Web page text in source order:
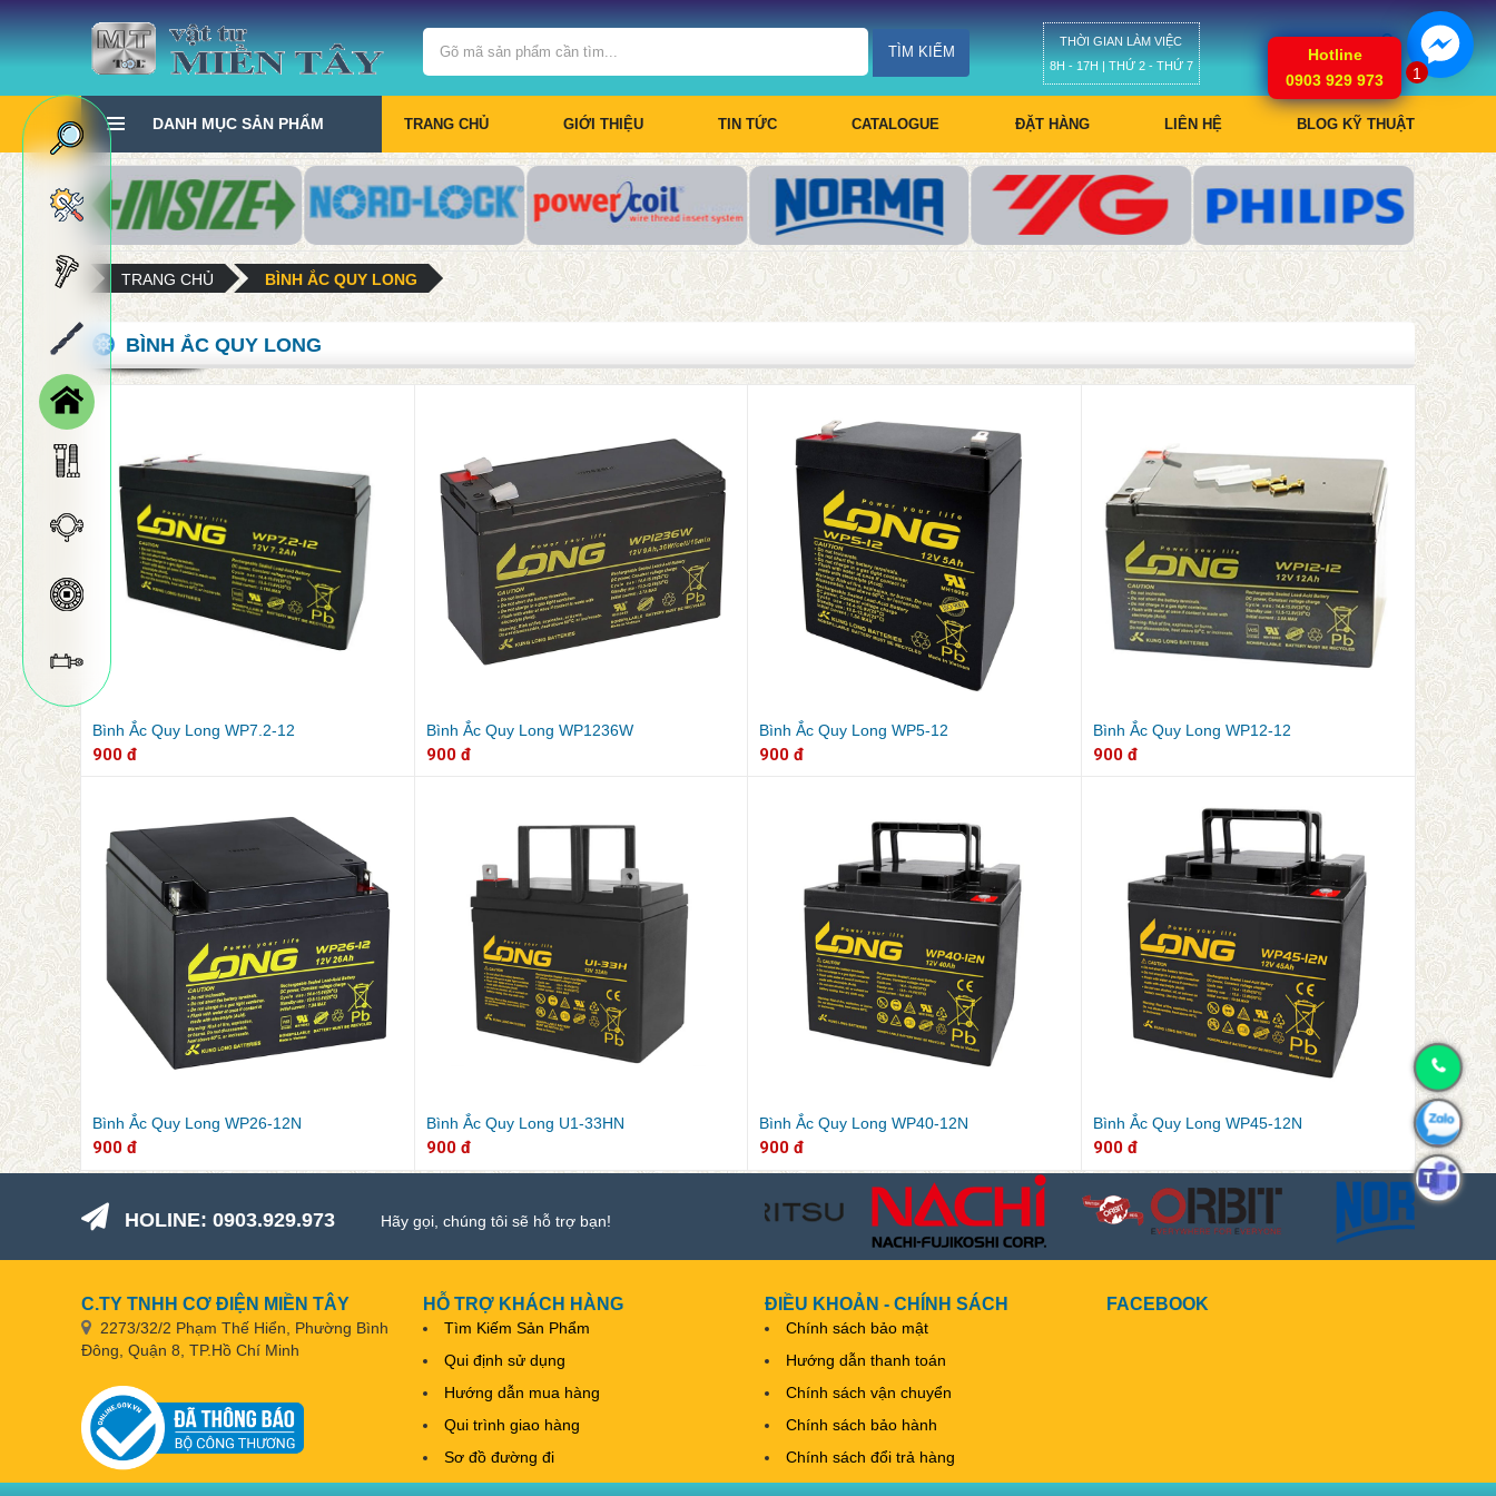
TÌM KIẾM
THỜI GIAN LÀM VIỆC
8H - 17H | THỨ 2 - THỨ 7
Giỏ hàng
DANH MỤC SẢN PHẨM TRANG CHỦ GIỚI THIỆU TIN TỨC CATALOGUE ĐẶT HÀNG LIÊN HỆ BLOG KỸ THUẬT
TRANG CHỦ BÌNH ẮC QUY LONG
BÌNH ẮC QUY LONG
Bình Ắc Quy Long WP7.2-12
900 đ
Bình Ắc Quy Long WP1236W
900 đ
Bình Ắc Quy Long WP5-12
900 đ
Bình Ắc Quy Long WP12-12
900 đ
Bình Ắc Quy Long WP26-12N
900 đ
Bình Ắc Quy Long U1-33HN
900 đ
Bình Ắc Quy Long WP40-12N
900 đ
Bình Ắc Quy Long WP45-12N
900 đ
HOLINE: 0903.929.973 Hãy gọi, chúng tôi sẽ hỗ trợ bạn!
C.TY TNHH CƠ ĐIỆN MIỀN TÂY
2273/32/2 Phạm Thế Hiển, Phường Bình
Đông, Quận 8, TP.Hồ Chí Minh
HỖ TRỢ KHÁCH HÀNG
Tìm Kiếm Sản Phẩm
Qui định sử dụng
Hướng dẫn mua hàng
Qui trình giao hàng
Sơ đồ đường đi
ĐIỀU KHOẢN - CHÍNH SÁCH
Chính sách bảo mật
Hướng dẫn thanh toán
Chính sách vận chuyển
Chính sách bảo hành
Chính sách đổi trả hàng
FACEBOOK
1
Hotline
0903 929 973